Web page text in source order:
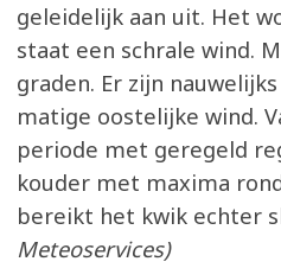
geleidelijk aan uit. Het
staat een schrale wind.
graden. Er zijn
matige oostelijke wind.
periode met geregeld
kouder met maxima
bereikt het kwik echter
Meteoservices)